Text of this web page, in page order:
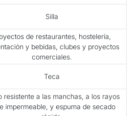
Silla
de restaurantes, hostelería,
y bebidas, clubes y proyectos
comerciales.
Teca
resistente a las manchas, a los rayos
impermeable, y espuma de secado